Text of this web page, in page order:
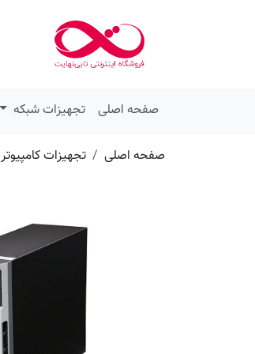
صفحه اصلی تجهیزات شبکه
صفحه اصلی تجهیزات کامپیوتر